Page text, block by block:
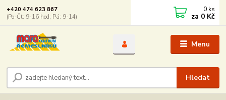
Menu
Hledat
+420 474 623 867
(Po-Čt: 9-16 hod; Pá: 9-14)
0 ks
za 0 Kč